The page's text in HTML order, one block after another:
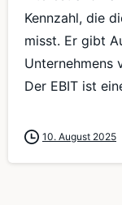
Kennzahl, die
misst. Er gibt
Unternehmens
Der EBIT ist
10. August 2025